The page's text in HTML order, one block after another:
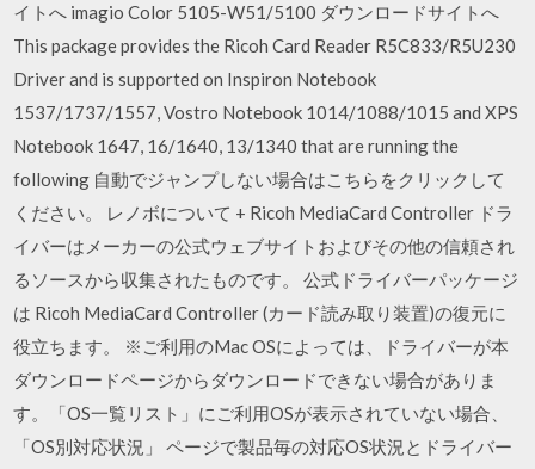
イトへ imagio Color 5105-W51/5100 ダウンロードサイトへ
This package provides the Ricoh Card Reader R5C833/R5U230
Driver and is supported on Inspiron Notebook
1537/1737/1557, Vostro Notebook 1014/1088/1015 and XPS
Notebook 1647, 16/1640, 13/1340 that are running the
following 自動でジャンプしない場合はこちらをクリックして
ください。 レノボについて + Ricoh MediaCard Controller ドラ
イバーはメーカーの公式ウェブサイトおよびその他の信頼され
るソースから収集されたものです。 公式ドライバーパッケージ
は Ricoh MediaCard Controller (カード読み取り装置)の復元に
役立ちます。 ※ご利用のMac OSによっては、ドライバーが本
ダウンロードページからダウンロードできない場合がありま
す。「OS一覧リスト」にご利用OSが表示されていない場合、
「OS別対応状況」 ページで製品毎の対応OS状況とドライバー